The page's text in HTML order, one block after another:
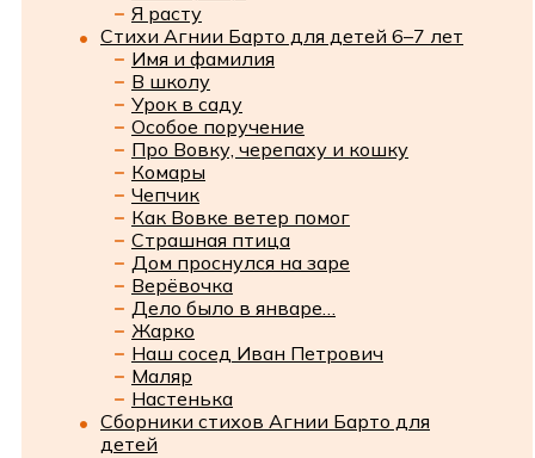
Я расту
Стихи Агнии Барто для детей 6–7 лет
Имя и фамилия
В школу
Урок в саду
Особое поручение
Про Вовку, черепаху и кошку
Комары
Чепчик
Как Вовке ветер помог
Страшная птица
Дом проснулся на заре
Верёвочка
Дело было в январе…
Жарко
Наш сосед Иван Петрович
Маляр
Настенька
Сборники стихов Агнии Барто для
детей